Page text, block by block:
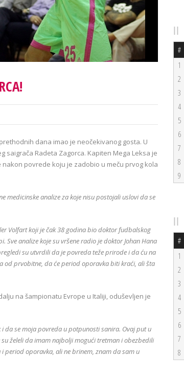
dana imao je neočekivanog gosta. U
Radeta Zagorca. Kapiten Mega Leksa je
povrede koju je zadobio u meču prvog kola
medicinske analize za koje nisu postojali uslovi da se
Volfart koji je čak 38 godina bio doktor fudbalskog
Sve analize koje su vršene radio je doktor Johan Hana
su utvrdili da je povreda teže prirode i da ću na
od prvobitne, da će period oporavka biti kraći, ali šta
na šampionatu Evrope u Italiji, oduševljen je
da se moja povreda u potpunosti sanira. Ovaj put u
želeli da imam najbolji mogući tretman i obezbedili
period oporavka, ali ne brinem, znam da sam u
#
1
2
3
4
5
6
7
8
9
#
1
2
3
4
5
6
7
8